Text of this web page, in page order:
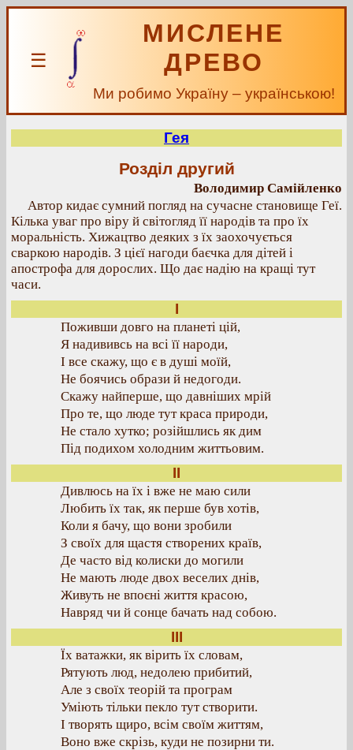
☰
МИСЛЕНЕ
ДРЕВО
Ми робимо Україну – українською!
Гея
Розділ другий
Володимир Самійленко
Автор кидає сумний погляд на сучасне становище Геї.
Кілька уваг про віру й світогляд її народів та про їх
моральність. Хижацтво деяких з їх заохочується
сваркою народів. З цієї нагоди баєчка для дітей і
апострофа для дорослих. Що дає надію на кращі тут
часи.
І
Поживши довго на планеті цій,
Я надививсь на всі її народи,
І все скажу, що є в душі моїй,
Не боячись образи й недогоди.
Скажу найперше, що давніших мрій
Про те, що люде тут краса природи,
Не стало хутко; розійшлись як дим
Під подихом холодним життьовим.
II
Дивлюсь на їх і вже не маю сили
Любить їх так, як перше був хотів,
Коли я бачу, що вони зробили
З своїх для щастя створених країв,
Де часто від колиски до могили
Не мають люде двох веселих днів,
Живуть не впоєні життя красою,
Навряд чи й сонце бачать над собою.
III
Їх ватажки, як вірить їх словам,
Рятують люд, недолею прибитий,
Але з своїх теорій та програм
Уміють тільки пекло тут створити.
І творять щиро, всім своїм життям,
Воно вже скрізь, куди не позирни ти.